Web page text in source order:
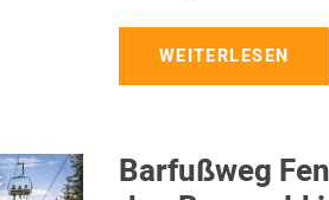
WEITERLESEN
Barfußweg